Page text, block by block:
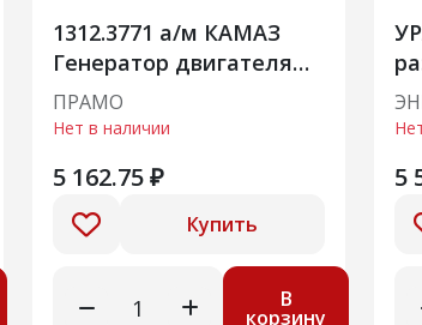
1312.3771 а/м КАМАЗ
Генератор двигателя
автомобиля
ПРАМО
Нет в наличии
5 162.75 ₽
Купить
В
корзину
5